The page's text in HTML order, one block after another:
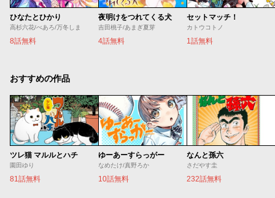
ひなたとひかり
高杉六花/べあろ/万冬しま
8話無料
夜明けをつれてくる犬
吉田桃子/あまぎ夏芽
4話無料
セットマッチ！
カトウコトノ
1話無料
おすすめの作品
ツレ猫 マルルとハチ
園田ゆり
81話無料
ゆーあーすらっがー
なめたけ/真野ろか
10話無料
なんと孫六
さだやす圭
232話無料